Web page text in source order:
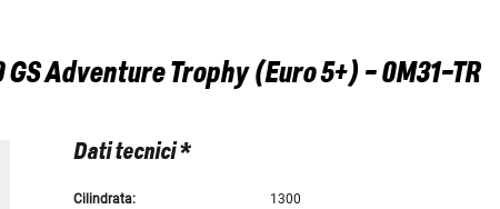
GS Adventure Trophy (Euro 5+) - 0M31-TR
Dati tecnici *
Cilindrata: 1300